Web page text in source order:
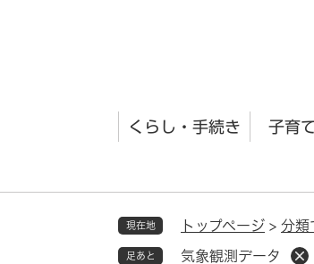
くらし・手続き 子育
現在地 トップページ > 分類
足あと 気象観測データ